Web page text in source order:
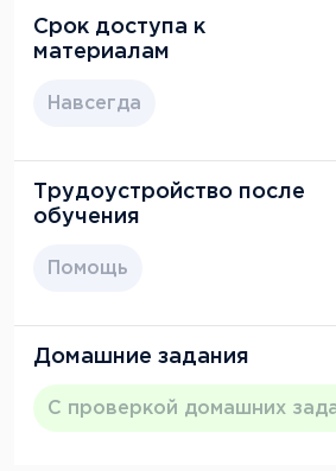
Срок доступа к
материалам
Навсегда
Трудоустройство после
обучения
Помощь
Домашние задания
С проверкой домашних